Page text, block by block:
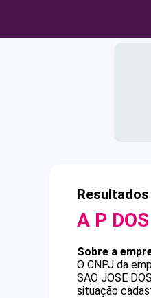
A P
Sobre a
O CNPJ da
SAO JOSE
situação